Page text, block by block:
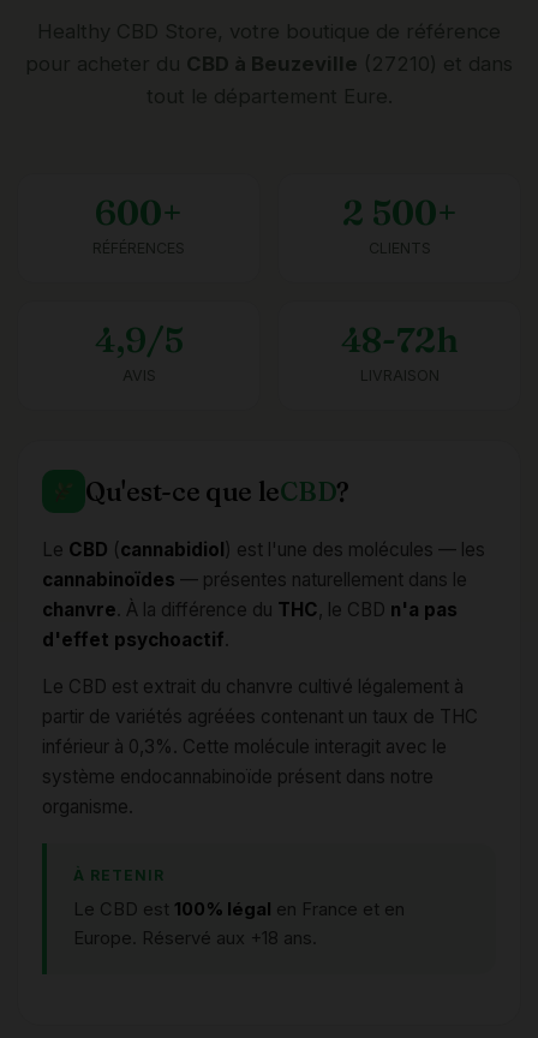
Healthy CBD Store, votre boutique de référence
pour acheter du CBD à Beuzeville (27210) et dans
tout le département Eure.
600+
RÉFÉRENCES
2 500+
CLIENTS
4,9/5
AVIS
48-72h
LIVRAISON
Qu'est-ce que leCBD?
Le CBD (cannabidiol ) est l'une des molécules — les
cannabinoïdes — présentes naturellement dans le
chanvre. À la différence du THC, le CBD n'a pas
d'effet psychoactif.
Le CBD est extrait du chanvre cultivé légalement à
partir de variétés agréées contenant un taux de THC
inférieur à 0,3%. Cette molécule interagit avec le
système endocannabinoïde présent dans notre
organisme.
À RETENIR
Le CBD est 100% légal en France et en
Europe. Réservé aux +18 ans.